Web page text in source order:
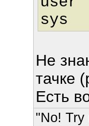
sys
Не
тачке
Есть
"No! Try